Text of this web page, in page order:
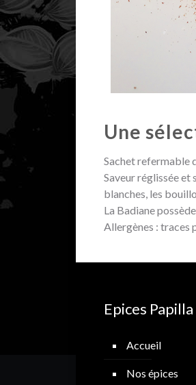
Une
Sachet refermable
Saveur réglissée et
blanches, les
La Badiane
Allergènes : traces
Epices Papilla
Accueil
Nos épices